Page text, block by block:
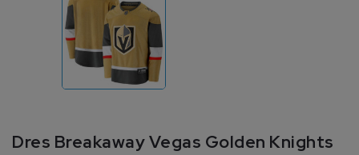
Dres Breakaway Vegas Golden Knights